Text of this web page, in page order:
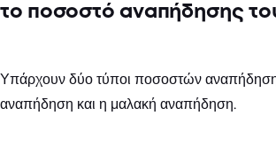
το ποσοστό αναπήδησης
Υπάρχουν δύο τύποι ποσοστών
αναπήδηση και η μαλακή αναπήδηση.